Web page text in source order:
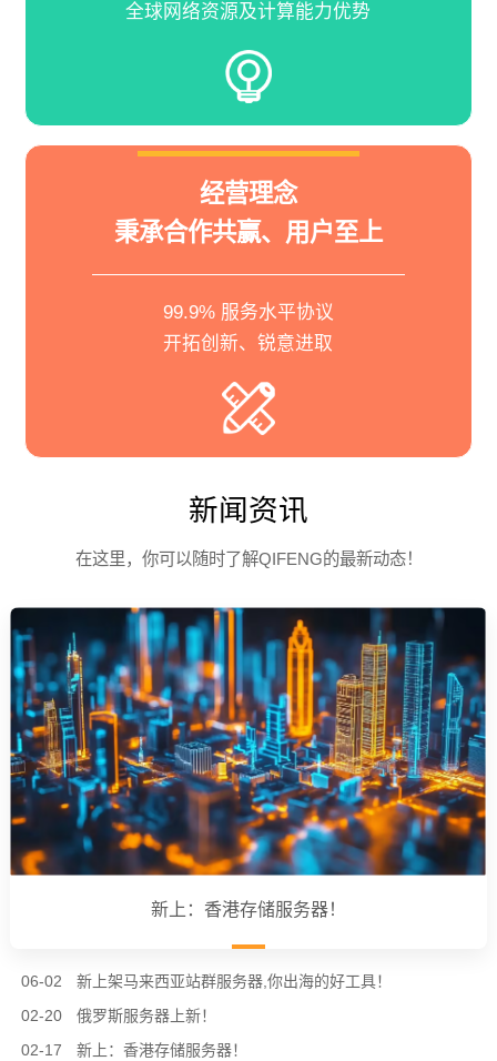
全球网络资源及计算能力优势
经营理念
秉承合作共赢、用户至上
99.9% 服务水平协议
开拓创新、锐意进取
新闻资讯
在这里，你可以随时了解QIFENG的最新动态！
新上：香港存储服务器！
06-02
新上架马来西亚站群服务器,你出海的好工具！
02-20
俄罗斯服务器上新！
02-17
新上：香港存储服务器！